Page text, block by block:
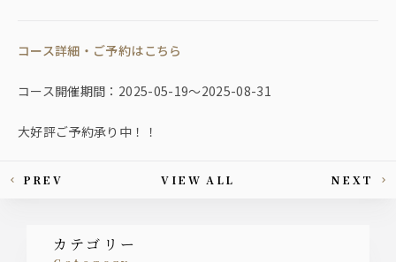
コース詳細・ご予約はこちら
コース開催期間：2025-05-19〜2025-08-31
大好評ご予約承り中！！
This article's paging
PREV VIEW ALL NEXT
カテゴリー